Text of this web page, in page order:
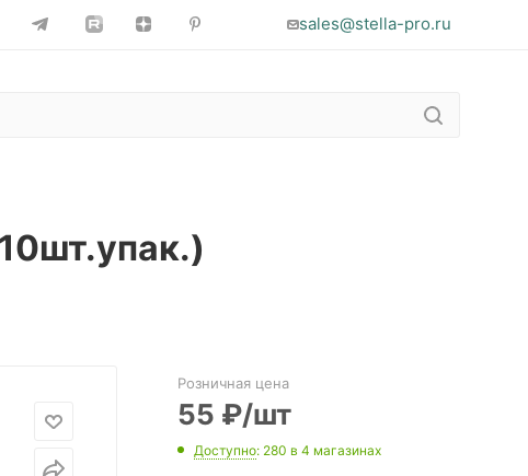
sales@stella-pro.ru
Розничная цена
55 ₽/шт
Доступно: 280 в 4 магазинах